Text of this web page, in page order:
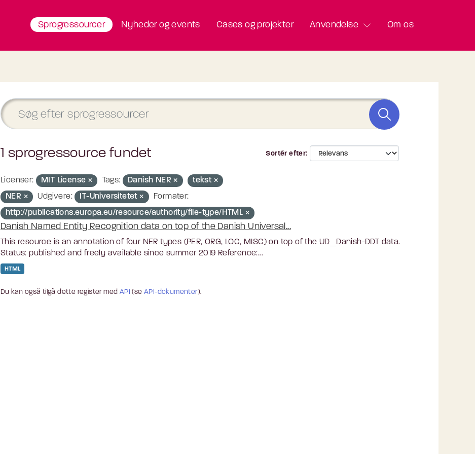
Sprogressourcer Nyheder og events Cases og projekter Anvendelse Om os
Sortér efter
1 sprogressource fundet
Licenser: MIT License Tags: Danish NER
tekst
NER
Udgivere: IT-Universitetet
Formater:
http://publications.europa.eu/resource/authority/file-type/HTML
Danish Named Entity Recognition data on top of the Danish Universal...
This resource is an annotation of four NER types (PER, ORG, LOC, MISC) on top of the UD_Danish-DDT data.
Status: published and freely available since summer 2019 Reference:...
HTML
Du kan også tilgå dette register med API (seAPI-dokumenter).